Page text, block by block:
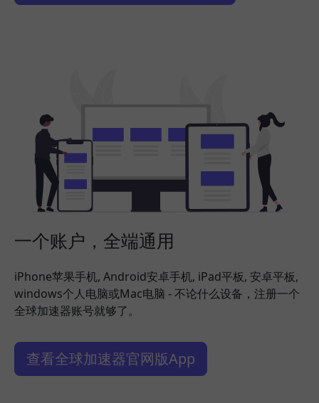
一个账户，全端通用
iPhone苹果手机, Android安卓手机, iPad平板, 安卓平板,
windows个人电脑或Mac电脑 - 不论什么设备，注册一个
全球加速器账号就够了。
查看全球加速器官网版App